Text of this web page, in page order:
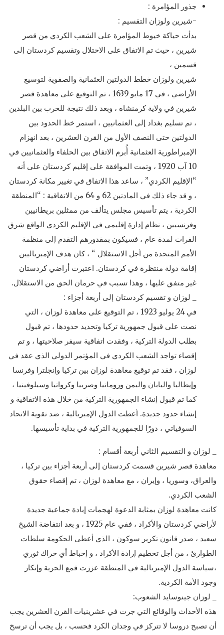
جذور المؤامرة :
-شيرين ولوزان التقسيم :
بدأت حياكة خيوط المؤامرة على الشعب الكردي من قصر
شيرين ، حيث تم الاتفاق على الاحتلال وتقسيم كردستان إلى
قسمين ،
شيرين ولوزان خطط الدولتين العثمانية والصفوية لتوسيع
الأراضي ، في 17 مايو 1639 ، تم التوقيع على معاهدة قصر
شيرين في ولاية كرمنشاه ، وبعد ذلك نتيجة للحرب بين البلدين
، تم تسليم بغداد إلى العثمانيين ، استمر خط الحدود بين
الدولتين حتى النصف الأول من القرن العشرين ، بعد انهزام
الإمبراطورية العثمانية أُبرم الاتفاق بين الحلفاء والعثمانيين في
10 آب 1920 ، وتمت الموافقة على إقليم كردستان على أنه
“الإقليم الكردي” ، ساعد هذا الاتفاق في تغيير مكانة كردستان
، و قد جاء ذلك في المادتين 62 و 64 من الاتفاقية : “المنطقة
الكردية ، يتم تأسيس مجلس يتألف من ممثلين بريطانيين
وفرنسيين ، نظام إدارة إقليمي في الإقليم الكردي الواقع شرق
الفرات لمدة عام ، فسيكون بمقدورهم التقدم إلى منظمة
الأمم المتحدة من أجل الاستقلال “ ، كان هدف الإمبرياليين
إقامة دولة منتظرة في كردستان. اعتبرت أراضي كردستان
غير متفق عليها ، وهذا تسبب في حرمان الحق من الاستقلال.
_ لوزان و تقسيم كردستان إلى أربعة أجزاء :
في 24 يوليو 1923 ، تم التوقيع على معاهدة لوزان ، التي
نصت على قبول جمهورية تركيا وتحديد حدودها ، تم قبول
بطلب الدولة التركية ، وفقدت اتفاقية سيفر صلاحيتها ، و تم
إقصاء تواجد الشعب الكردي في المؤتمر الدولي الذي عقد في
لوزان ، فقد تم توقيع معاهدة لوزان بين تركيا وإنجلترا وفرنسا
وإيطاليا واليابان واليمن ورومانيا وصربيا وكرواتيا وسيلوفينيا ،
كما تم قبول إنشاء الجمهورية التركية من خلال هذه الاتفاقية و
إنشاء حدود جديدة. أعطت الدول الإمبريالية ، ضد تقوية الاتحاد
السوفياتي ، دورًا للجمهورية التركية في بداية تأسيسها.
_ لوزان و التقسيم الثاني أربعة أقسام :
معاهدة قصر شيرين قسمت كردستان إلى أربعة أجزاء بين تركيا ،
والعراق، وسوريا ، وإيران ، مع معاهدة لوزان ، تم إقصاء حقوق
الشعب الكردي.
كانت معاهدة لوزان بمثابة الدعوة لهجمات إبادة جماعية جديدة
لأراضي كردستان والأكراد ، ففي عام 1925 ، و بعد انتفاضة الشيخ
سعيد ، صدر قانون تكرير سوكون ، الذي أعطى الحكومة سلطات
الطوارئ ، من أجل تحطيم إرادة الأكراد ، و إحباط أي حراك ثوري
،سياسة الدول الإمبريالية في المنطقة عززت قمع الحرية وإنكار
وجود الأمة الكردية.
_ لوزان جينوسايد الشعوب:
هذه الأحداث والوقائع التي جرت في عشرينيات القرن العشرين يجب
أن تصبح دروسا لا تتركز في وجدان الكرد فحسب ، بل يجب أن ترسخ